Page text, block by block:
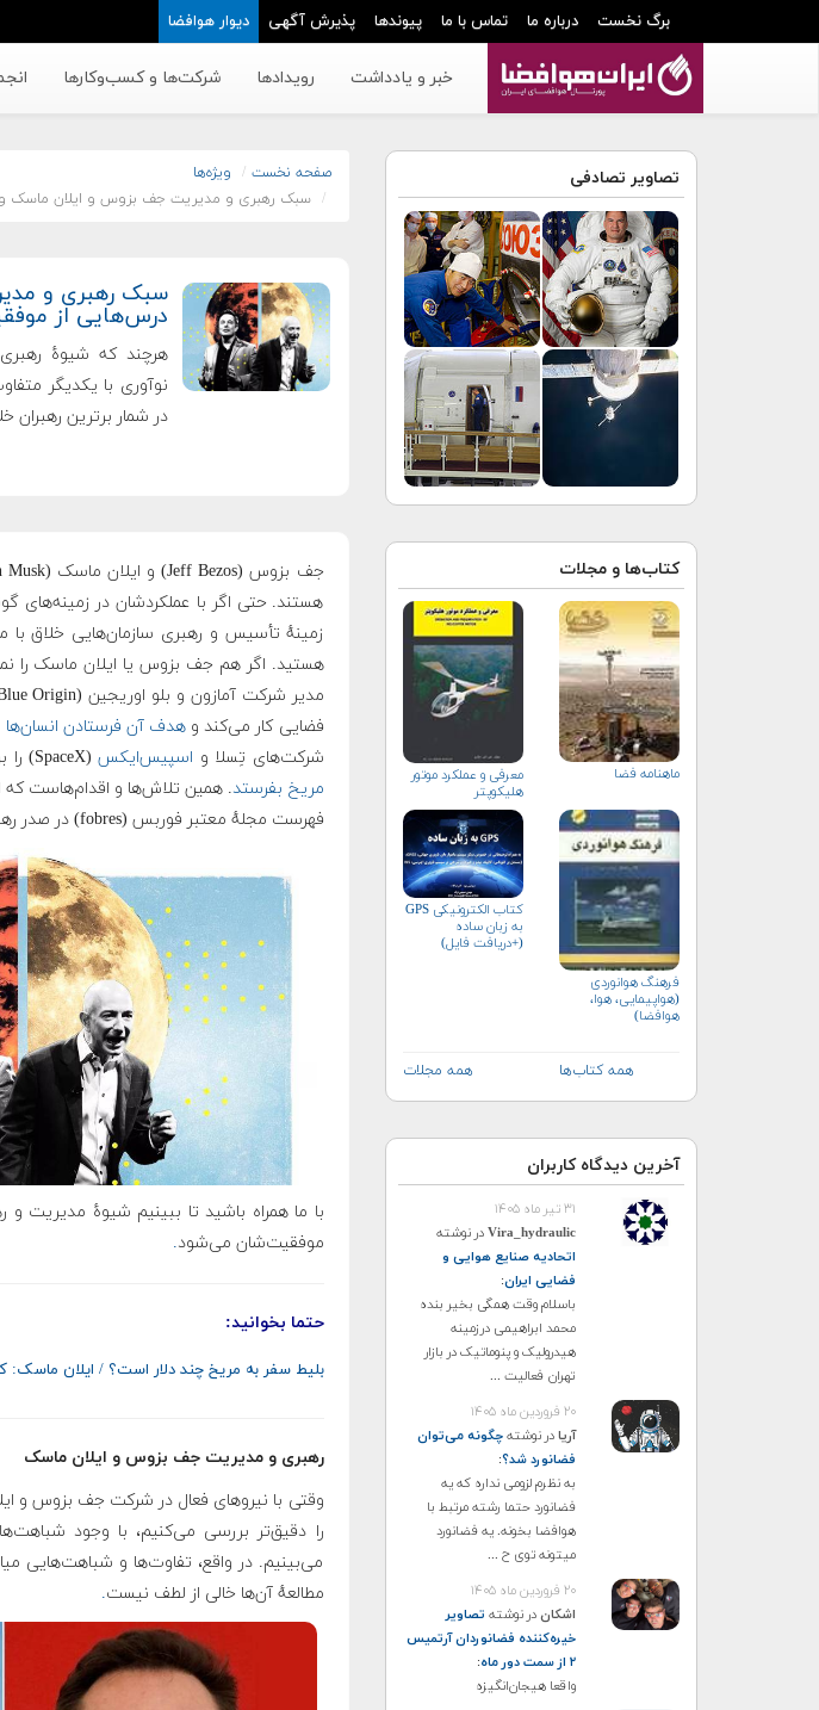
برگ نخست درباره ما تماس با ما پیوندها پذیرش آگهی دیوار هوافضا
خبر و یادداشت رویدادها شرکت‌ها و کسب‌وکار‌ها
تصاویر تصادفی
کتاب‌ها و مجلات
ماهنامه فضا
معرفی و عملكرد موتور
هلیكوپتر
فرهنگ هوانوردی
(هواپیمایی، هوا،
هوافضا)
کتاب الکترونیکی GPS
به زبان ساده
(+دریافت فایل)
همه کتاب‌ها همه مجلات
آخرین دیدگاه کاربران
۳۱ تیر ماه ۱۴۰۵
Vira_hydraulicدر نوشته
اتحادیه صنایع هوایی و
فضایی ایران:
باسلام وقت همگی بخیر بنده
محمد ابراهیمی درزمینه
هیدرولیک و پنوماتیک در بازار
تهران فعالیت ...
۲۰ فروردین ماه ۱۴۰۵
آریادر نوشتهچگونه می‌توان
فضانورد شد؟:
به نظرم لزومی نداره که یه
فضانورد حتما رشته مرتبط با
هوافضا بخونه. یه فضانورد
میتونه توی ح ...
۲۰ فروردین ماه ۱۴۰۵
اشکاندر نوشته تصاویر
خیره‌کننده فضانوردان آرتمیس
۲ از سمت دور ماه
:
واقعا هیجان‌انگیزه
صفحه نخست
ویژه‌ها
سبک رهبری و مدیریت جف بزوس و ایلان ماسک و
سبک رهبری و
درس‌هایی از
هرچند که شیوهٔ
نوآوری با یکدیگر
در شمار برترین رهبران
هستند. حتی اگر با عملکردشان در زمینه‌های
زمینهٔ تأسیس و رهبری سازمان‌هایی خلاق با
هستید. اگر هم جف بزوس یا ایلان ماسک را
مدیر شرکت آمازون و بلو‌ اوریجین (Blue Origin) است.
فضایی کار می‌کند وهدف آن فرستادن انسان‌ها
شرکت‌های تِسلا و اسپیس‌ایکس(SpaceX) را بر عهده دارد و می‌خواهد
مریخ بفرستد. همین تلاش‌ها و اقدام‌هاست که
فهرست مجلهٔ معتبر فوربس (fobres) در صدر رهبران خلاق دنیا قرار می‌دهد.
با ما همراه باشید تا ببینیم شیوهٔ مدیریت
موفقیت‌شان می‌شود.
حتما بخوانید:
بلیط سفر به مریخ چند دلار است؟ / ایلان ماسک:‌ کمتر از ۵۰۰
رهبری و مدیریت جف بزوس و ایلان ماسک
وقتی با نیروهای فعال در شرکت جف بزوس و
را دقیق‌تر بررسی می‌کنیم، با وجود
می‌بینیم. در واقع، تفاوت‌ها و شباهت‌هایی
مطالعهٔ آن‌ها خالی از لطف نیست.